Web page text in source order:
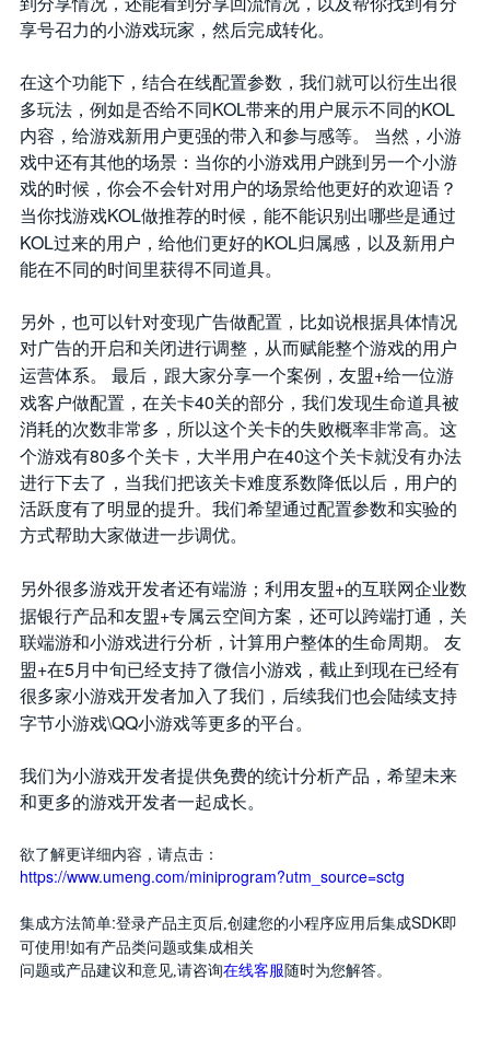
到分享情况，还能看到分享回流情况，以及帮你找到有分
享号召力的小游戏玩家，然后完成转化。
在这个功能下，结合在线配置参数，我们就可以衍生出很
多玩法，例如是否给不同 KOL带来的用户展示不同的KOL
内容，给游戏新用户更强的带入和参与感等。
当然，小游
戏中还有其他的场景：当你的小游戏用户跳到另一个小游
戏的时候，你会不会针对用户的场景给他更好的欢迎语？
当你找游戏KOL做推荐的时候，能不能识别出哪些是通过
KOL过来的用户，给他们更好的KOL归属感，以及新用户
能在不同的时间里获得不同道具。
另外，也可以针对变现广告做配置，比如说根据具体情况
对广告的开启和关闭进行调整，从而赋能整个游戏的用户
运营体系。
最后，跟大家分享一个案例，友盟+给一位游
戏客户做配置，在关卡40关的部分，我们发现生命道具被
消耗的次数非常多，所以这个关卡的失败概率非常高。这
个游戏有80多个关卡，大半用户在40这个关卡就没有办法
进行下去了，当我们把该关卡难度系数降低以后，用户的
活跃度有了明显的提升。我们希望通过配置参数和实验的
方式帮助大家做进一步调优。
另外很多游戏开发者还有端游；利用友盟+的互联网企业数
据银行产品和友盟+专属云空间方案，还可以跨端打通，关
联端游和小游戏进行分析，计算用户整体的生命周期。
友
盟+在5月中旬已经支持了微信小游戏，截止到现在已经有
很多家小游戏开发者加入了我们，后续我们也会陆续支持
字节小游戏\QQ小游戏等更多的平台。
我们为小游戏开发者提供免费的统计分析产品，希望未来
和更多的游戏开发者一起成长。
欲了解更详细内容，请点击：
https://www.umeng.com/miniprogram?utm_source=sctg
集成方法简单:登录产品主页后,创建您的小程序应用后集成SDK即
可使用 !如有产品类问题或集成相关
问题或产品建议和意见,请咨询在线客服 随时为您解答。